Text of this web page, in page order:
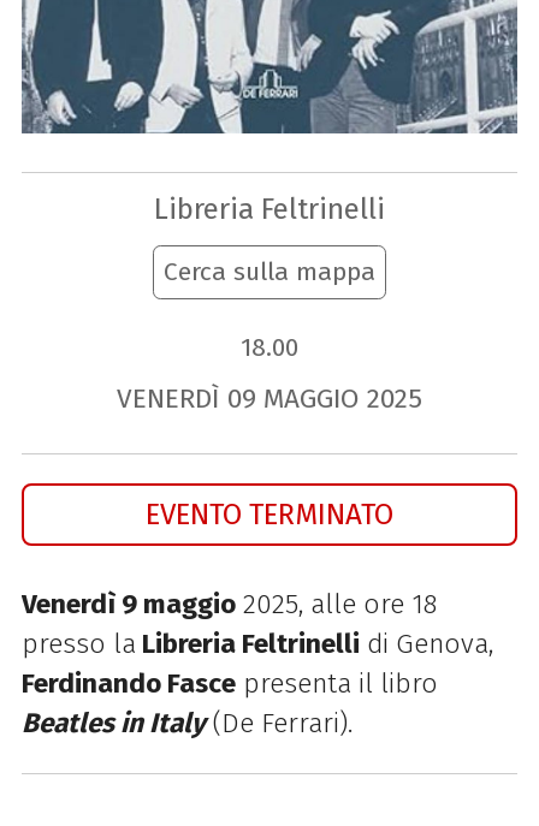
Libreria Feltrinelli
Cerca sulla mappa
18.00
VENERDÌ 09 MAGGIO 2025
EVENTO TERMINATO
Venerdì 9 maggio2025, alle ore 18
presso la Libreria Feltrinelli di Genova,
Ferdinando Fascepresenta il libro
Beatles in Italy(De Ferrari).